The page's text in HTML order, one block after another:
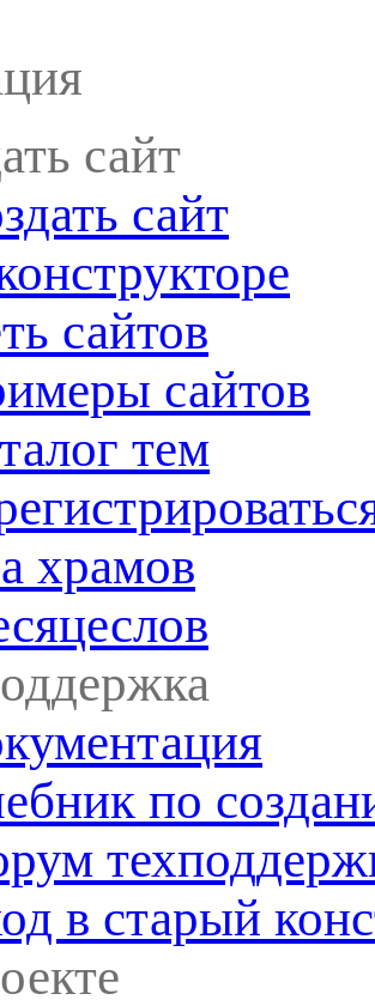
сайт
сайт
сайтов
сайтов
тем
храмов
по
в старый